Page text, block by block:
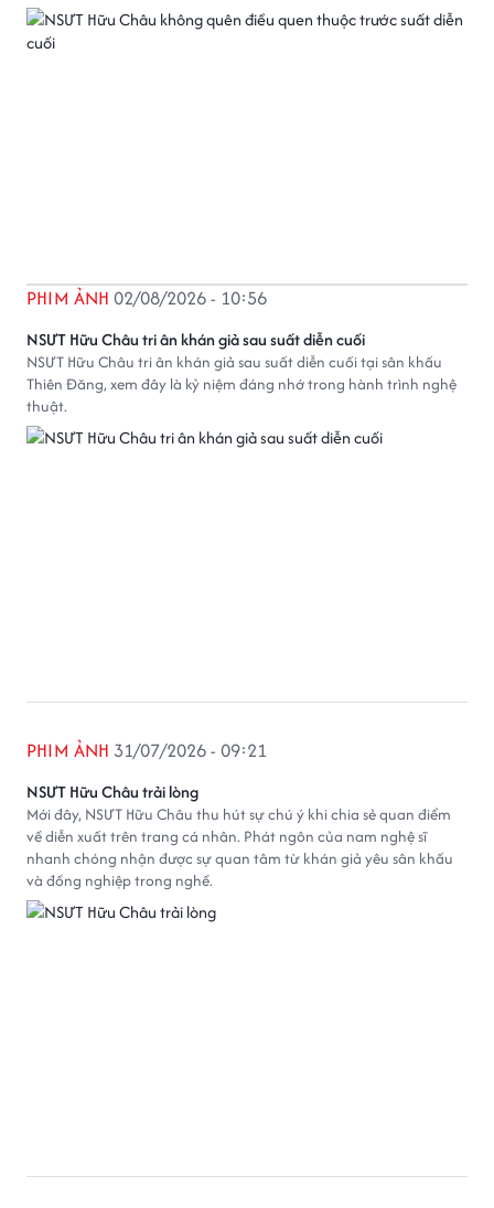
NSƯT Hữu Châu tri ân khán giả sau suất diễn cuối
PHIM ẢNH 02/08/2026 - 10:56
NSƯT Hữu Châu tri ân khán giả sau suất diễn cuối tại sân khấu
Thiên Đăng, xem đây là kỷ niệm đáng nhớ trong hành trình nghệ
thuật.
NSƯT Hữu Châu trải lòng
PHIM ẢNH 31/07/2026 - 09:21
Mới đây, NSƯT Hữu Châu thu hút sự chú ý khi chia sẻ quan điểm
về diễn xuất trên trang cá nhân. Phát ngôn của nam nghệ sĩ
nhanh chóng nhận được sự quan tâm từ khán giả yêu sân khấu
và đồng nghiệp trong nghề.